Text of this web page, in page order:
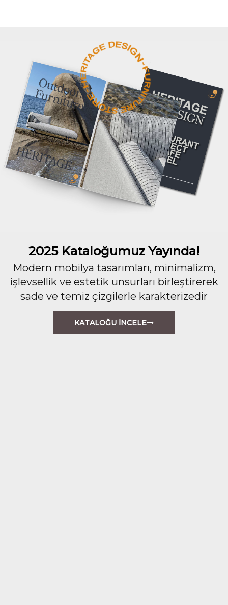
2025 Kataloğumuz Yayında!
Modern mobilya tasarımları, minimalizm,
işlevsellik ve estetik unsurları birleştirerek
sade ve temiz çizgilerle karakterizedir
KATALOĞU İNCELE